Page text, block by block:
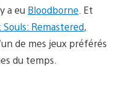
a eu Bloodborne . Et
Souls: Remastered,
de mes jeux préférés
du temps.